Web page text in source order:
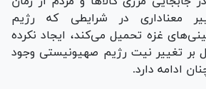
معناداری در شرایطی که رژیم
غزه تحمیل می‌کند، ایجاد نکرده
بر تغییر نیت رژیم صهیونیستی وجود
ادامه دارد.